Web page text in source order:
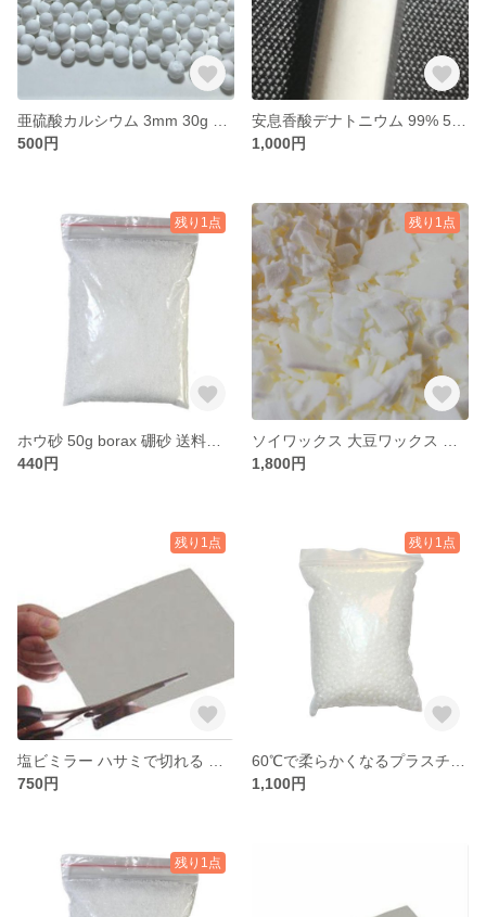
500円
1,000円
残り1点
440円
残り1点
1,800円
残り1点
750円
残り1点
1,100円
残り1点